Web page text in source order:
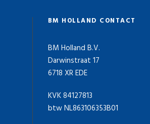
BM HOLLAND CONTACT
BM Holland B.V.
Darwinstraat 17
6718 XR EDE
KVK 84127813
btw NL863106353B01